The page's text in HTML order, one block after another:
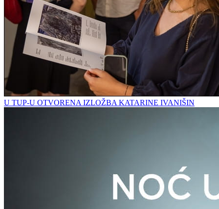
U TUP-U OTVORENA IZLOŽBA KATARINE IVANIŠIN